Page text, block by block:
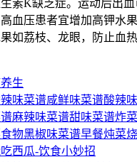
素K缺乏症。运动后出
血压患者宜增加高钾水
如荔枝、龙眼，防止血
生
味菜谱咸鲜味菜谱酸辣
麻辣味菜谱甜味菜谱炸菜
食物黑椒味菜谱早餐炖菜
西瓜-饮食小妙招